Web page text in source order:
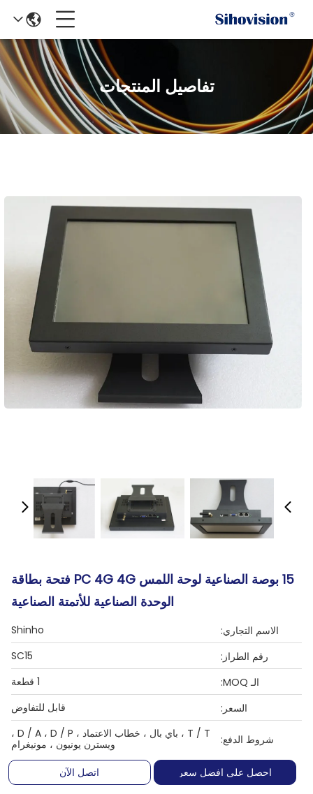
تفاصيل المنتجات
15 بوصة الصناعية لوحة اللمس PC 4G 4G فتحة بطاقة
الوحدة الصناعية للأتمتة الصناعية
الاسم التجاري:
Shinho
رقم الطراز:
SC15
الـ MOQ:
1 قطعة
السعر:
قابل للتفاوض
شروط الدفع:
T / T ، باي بال ، خطاب الاعتماد ، D / A ، D / P ،
ويسترن يونيون ، مونيغرام
احصل على افضل سعر
اتصل الآن